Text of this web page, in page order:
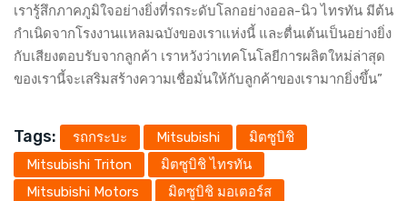
เรารู้สึกภาคภูมิใจอย่างยิ่งที่รถระดับโลกอย่างออล-นิว ไทรทัน มีต้น
กำเนิดจากโรงงานแหลมฉบังของเราแห่งนี้ และตื่นเต้นเป็นอย่างยิ่ง
กับเสียงตอบรับจากลูกค้า เราหวังว่าเทคโนโลยีการผลิตใหม่ล่าสุด
ของเรานี้จะเสริมสร้างความเชื่อมั่นให้กับลูกค้าของเรามากยิ่งขึ้น”
Tags: รถกระบะ Mitsubishi
มิตซูบิชิ
Mitsubishi Triton
มิตซูบิชิ ไทรทัน
Mitsubishi Motors
มิตซูบิชิ มอเตอร์ส